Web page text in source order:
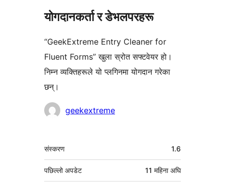
योगदानकर्ता र डेभलपरहरू
“GeekExtreme Entry Cleaner for
Fluent Forms” खुला स्रोत सफ्टवेयर हो।
निम्न व्यक्तिहरूले यो प्लगिनमा योगदान गरेका
छन्।
योगदानकर्ताहरूgeekextreme
मेटा
संस्करण 1.6
पछिल्लो अपडेट 11 महिनाअघि